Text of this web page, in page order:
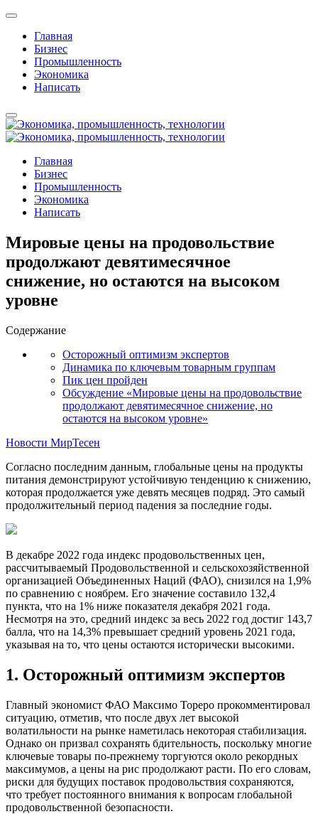
Главная
Бизнес
Промышленность
Экономика
Написать
Главная
Бизнес
Промышленность
Экономика
Написать
Мировые цены на продовольствие
продолжают девятимесячное
снижение, но остаются на высоком
уровне
Содержание
Осторожный оптимизм экспертов
Динамика по ключевым товарным группам
Пик цен пройден
Обсуждение «Мировые цены на продовольствие
продолжают девятимесячное снижение, но
остаются на высоком уровне»
Новости МирТесен
Согласно последним данным, глобальные цены на продукты
питания демонстрируют устойчивую тенденцию к снижению,
которая продолжается уже девять месяцев подряд. Это самый
продолжительный период падения за последние годы.
В декабре 2022 года индекс продовольственных цен,
рассчитываемый Продовольственной и сельскохозяйственной
организацией Объединенных Наций (ФАО), снизился на 1,9%
по сравнению с ноябрем. Его значение составило 132,4
пункта, что на 1% ниже показателя декабря 2021 года.
Несмотря на это, средний индекс за весь 2022 год достиг 143,7
балла, что на 14,3% превышает средний уровень 2021 года,
указывая на то, что цены остаются исторически высокими.
1. Осторожный оптимизм экспертов
Главный экономист ФАО Максимо Тореро прокомментировал
ситуацию, отметив, что после двух лет высокой
волатильности на рынке наметилась некоторая стабилизация.
Однако он призвал сохранять бдительность, поскольку многие
ключевые товары по-прежнему торгуются около рекордных
максимумов, а цены на рис продолжают расти. По его словам,
риски для будущих поставок продовольствия сохраняются,
что требует постоянного внимания к вопросам глобальной
продовольственной безопасности.